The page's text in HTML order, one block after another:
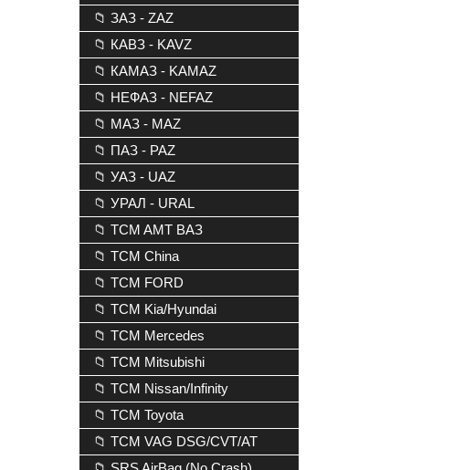
📁 ЗАЗ - ZAZ
📁 КАВЗ - KAVZ
📁 КАМАЗ - KAMAZ
📁 НЕФАЗ - NEFAZ
📁 МАЗ - MAZ
📁 ПАЗ - PAZ
📁 УАЗ - UAZ
📁 УРАЛ - URAL
📁 TCM AMT ВАЗ
📁 TCM China
📁 TCM FORD
📁 TCM Kia/Hyundai
📁 TCM Mercedes
📁 TCM Mitsubishi
📁 TCM Nissan/Infinity
📁 TCM Toyota
📁 TCM VAG DSG/CVT/AT